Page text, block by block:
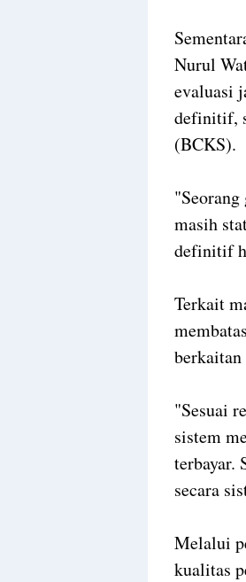
Nurul
evaluasi
definitif,
(BCKS).
masih
definitif
Terkait
"Sesuai
sistem
terbayar.
secara
Melalui
kualitas